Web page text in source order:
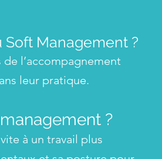
Soft Management ?
de l’accompagnement
leur pratique.
?
à un travail plus